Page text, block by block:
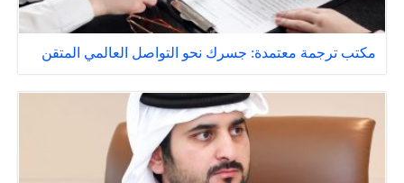
مكتب ترجمة معتمدة: جسرك نحو التواصل العالمي المتقن